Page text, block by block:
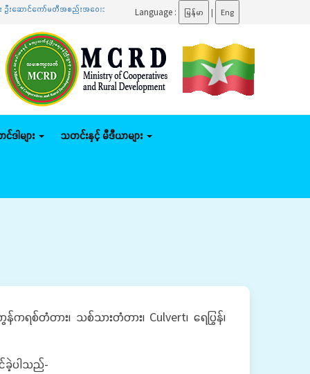
ောင်ကော်မတီအစည်းအဝေးသို့ တက်ရောက် .......ပြည်ထောင်စုဝန်ကြီး ဦးမျိုးဇော်သိမ်း နေပြည်တေ
Language : မြန်မာ | Eng
ါများ သတင်းနှင့် မီဒီယာများ
ရစ်တံတား၊ သစ်သားတံတား၊ Culvert၊ ရေပြွန်၊
ာင်ရွက်ပေးနိုင်ခဲ့ပါသည်-